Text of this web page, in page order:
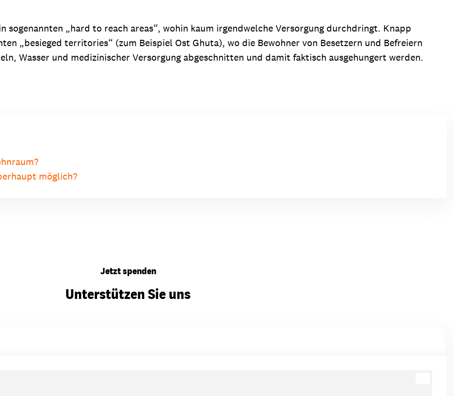
sogenannten „hard to reach areas“, wohin kaum irgendwelche Versorgung durchdringt. Knapp
„besieged territories“ (zum Beispiel Ost Ghuta), wo die Bewohner von Besetzern und Befreiern
Wasser und medizinischer Versorgung abgeschnitten und damit faktisch ausgehungert werden.
möglich?
Jetzt spenden
Unterstützen Sie uns